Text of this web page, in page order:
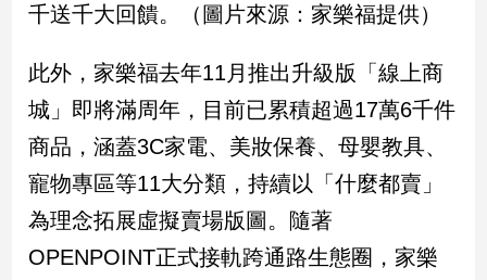
遊
運
動
寵
物
影
千送千大回饋。（圖片來源：家樂福提供）
此外，家樂福去年11月推出升級版「線上商
城」即將滿周年，目前已累積超過17萬6千件
商品，涵蓋3C家電、美妝保養、母嬰教具、
寵物專區等11大分類，持續以「什麼都賣」
為理念拓展虛擬賣場版圖。隨著
OPENPOINT正式接軌跨通路生態圈，家樂